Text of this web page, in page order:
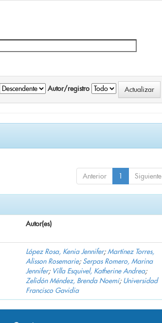
Autor/registro
Anterior 1 Siguiente
Autor(es)
López Rosa, Kenia Jennifer;Martínez Torres,
Alisson Rosemarie; Serpas Romero, Marina
Jennifer; Villa Esquivel, Katherine Andrea;
Zelidón Méndez, Brenda Noemí; Universidad
Francisco Gavidia